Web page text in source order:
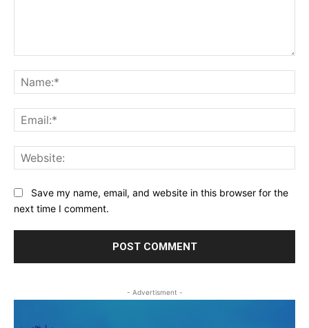
Save my name, email, and website in this browser for the
next time I comment.
- Advertisment -